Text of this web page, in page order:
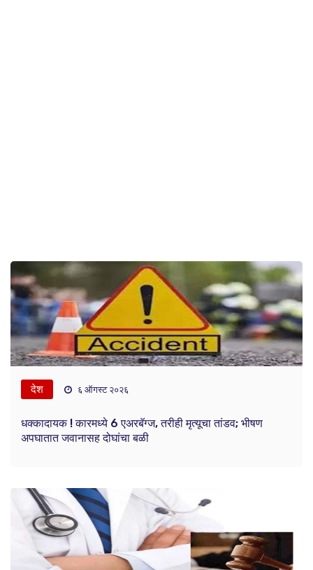
देश ६ ऑगस्ट २०२६
धक्कादायक ! कारमध्ये 6 एअरबॅग्ज, तरीही मृत्यूचा तांडव; भीषण
अपघातात जवानासह दोघांचा बळी